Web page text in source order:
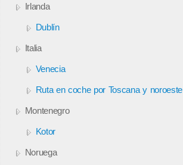
Irlanda
Dublín
Italia
Venecia
Ruta en coche por Toscana y noroeste
Montenegro
Kotor
Noruega